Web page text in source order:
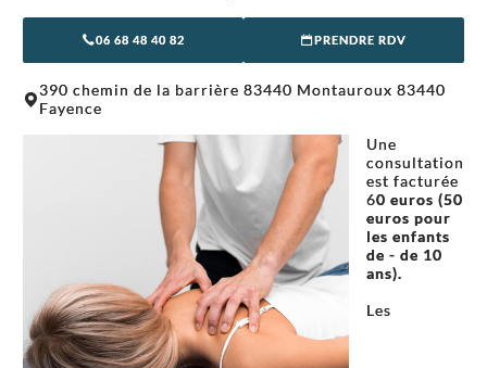
06 68 48 40 82 PRENDRE RDV
+
390 chemin de la barrière 83440 Montauroux 83440
Fayence
Une
consultation
est facturée
60 euros (50
euros pour
les enfants
de - de 10
ans).
Les